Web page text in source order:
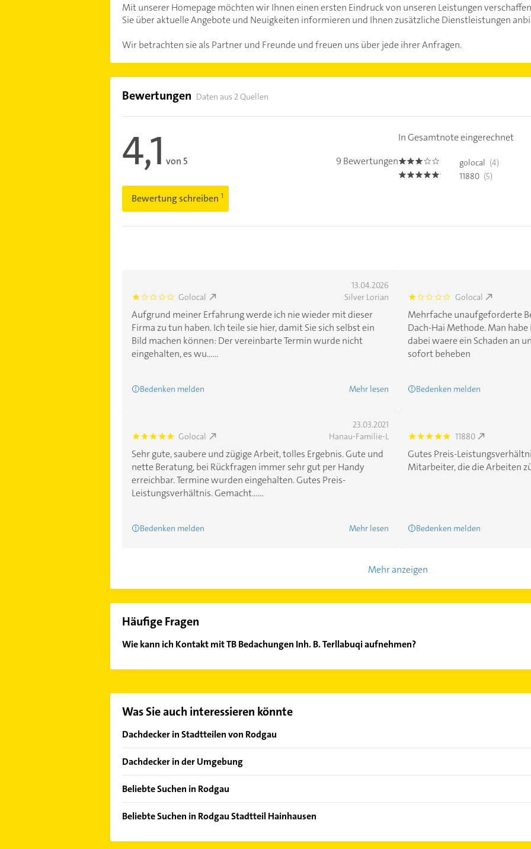
Mit unserer Homepage möchten wir Ihnen einen ersten Eindruck von unseren Leistungen
Sie über aktuelle Angebote und Neuigkeiten informieren und Ihnen zusätzliche Dienstleistungen
Wir betrachten sie als Partner und Freunde und freuen uns über jede ihrer Anfragen.
Bewertungen Daten aus 2 Quellen
4,1 von 5 9 Bewertungen
Bewertung schreiben
In Gesamtnote eingerechnet
3.0 golocal (4)
5.0 11880 (5)
13.04.2026
1.0 Golocal Silver Lorian
Aufgrund meiner Erfahrung werde ich nie wieder mit dieser
Firma zu tun haben. Ich teile sie hier, damit Sie sich selbst ein
Bild machen können: Der vereinbarte Termin wurde nicht
eingehalten, es wu......
Bedenken melden Mehr lesen
1.0 Golocal
Mehrfache unaufgeforderte
Dach-Hai Methode. Man
dabei waere ein Schaden an
sofort beheben
Bedenken melden
23.03.2021
5.0 Golocal Hanau-Familie-L
Sehr gute, saubere und zügige Arbeit, tolles Ergebnis. Gute und
nette Beratung, bei Rückfragen immer sehr gut per Handy
erreichbar. Termine wurden eingehalten. Gutes Preis-
Leistungsverhältnis. Gemacht......
Bedenken melden Mehr lesen
5.0 11880
Gutes Preis-
Mitarbeiter, die die Arbeiten
Bedenken melden
Mehr anzeigen
Häufige Fragen
Wie kann ich Kontakt mit TB Bedachungen Inh. B. Terllabuqi aufnehmen?
Was Sie auch interessieren könnte
Dachdecker in Stadtteilen von Rodgau
Weiskirchen
Dachdecker in der Umgebung
Heusenstamm
Rödermark
Beliebte Suchen in Rodgau
Schreiner
Kammerjäger
Beliebte Suchen in Rodgau Stadtteil Hainhausen